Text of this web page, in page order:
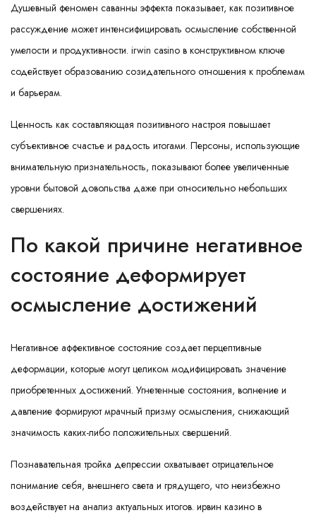
Душевный феномен саванны эффекта показывает, как позитивное
рассуждение может интенсифицировать осмысление собственной
умелости и продуктивности. irwin casino в конструктивном ключе
содействует образованию созидательного отношения к проблемам
и барьерам.
Ценность как составляющая позитивного настроя повышает
субъективное счастье и радость итогами. Персоны, использующие
внимательную признательность, показывают более увеличенные
уровни бытовой довольства даже при относительно небольших
свершениях.
По какой причине негативное
состояние деформирует
осмысление достижений
Негативное аффективное состояние создает перцептивные
деформации, которые могут целиком модифицировать значение
приобретенных достижений. Угнетенные состояния, волнение и
давление формируют мрачный призму осмысления, снижающий
значимость каких-либо положительных свершений.
Познавательная тройка депрессии охватывает отрицательное
понимание себя, внешнего света и грядущего, что неизбежно
воздействует на анализ актуальных итогов. ирвин казино в